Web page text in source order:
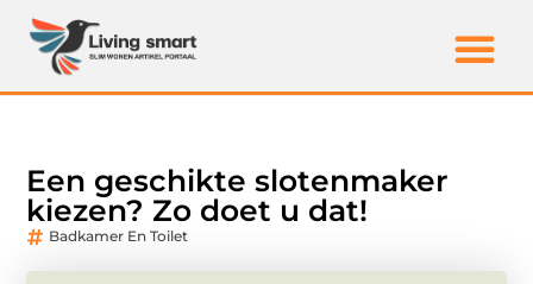
Een geschikte slotenmaker
kiezen? Zo doet u dat!
Badkamer En Toilet